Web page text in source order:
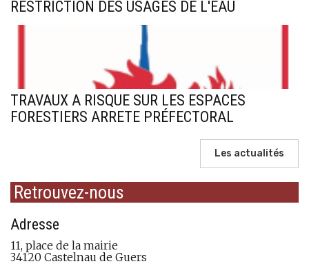
RESTRICTION DES USAGES DE L'EAU
TRAVAUX A RISQUE SUR LES ESPACES
FORESTIERS ARRETE PRÉFECTORAL
Les actualités
Retrouvez-nous
Adresse
11, place de la mairie
34120 Castelnau de Guers